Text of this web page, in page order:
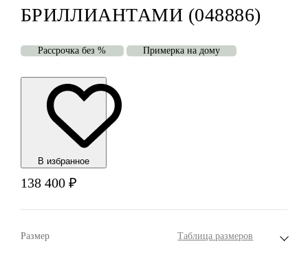
БРИЛЛИАНТАМИ (048886)
Рассрочка без % Примерка на дому
В избранноe
138 400 ₽
Размер Таблица размеров